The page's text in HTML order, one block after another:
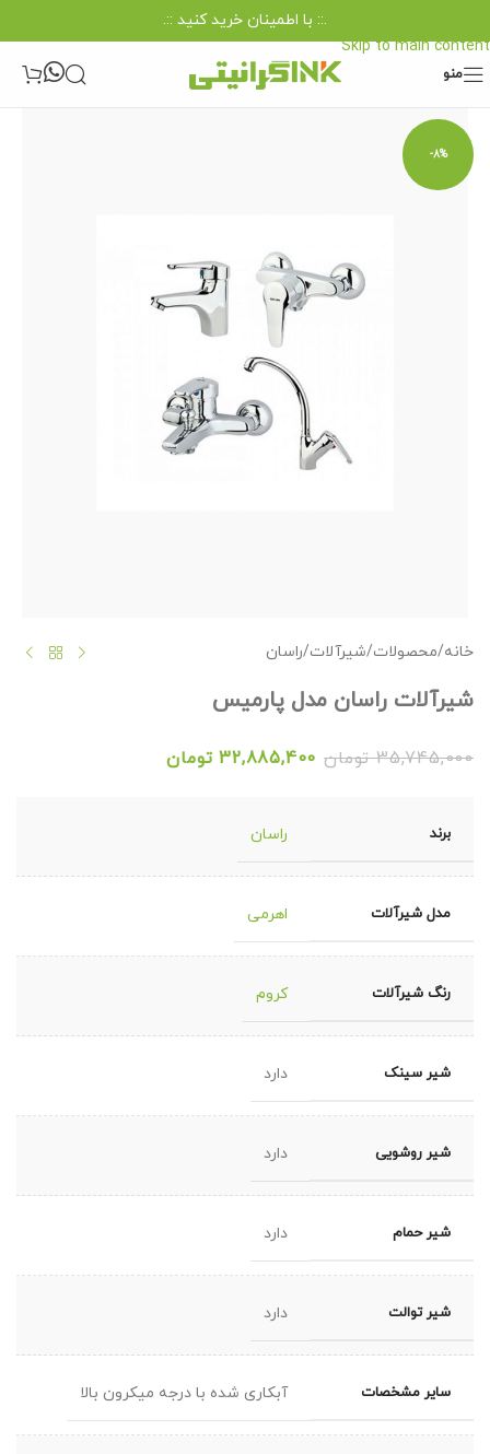
Skip to main content
.:: با اطمینان خرید کنید ::.
منو
-8%
خانه/محصولات/شیرآلات/راسان
شیرآلات راسان مدل پارمیس
35,745,000 تومان 32,885,400 تومان
برند راسان
مدل شیرآلات اهرمی
رنگ شیرآلات کروم
شیر سینک دارد
شیر روشویی دارد
شیر حمام دارد
شیر توالت دارد
سایر مشخصات آبکاری شده با درجه میکرون بالا